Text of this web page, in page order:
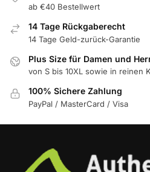
ab €40 Bestellwert
14 Tage Rückgaberecht
14 Tage Geld-zurück-Garantie
Plus Size für Damen und
von S bis 10XL sowie in reinen
100% Sichere Zahlung
PayPal / MasterCard / Visa